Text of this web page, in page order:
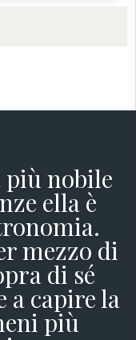
più nobile
ella è
mezzo di
di sé
a capire la
più